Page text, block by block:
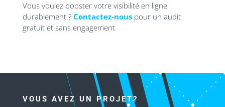
Vous voulez booster votre visibilité en ligne
durablement ? Contactez-nouspour un audit
gratuit et sans engagement.
VOUS AVEZ UN PROJET?